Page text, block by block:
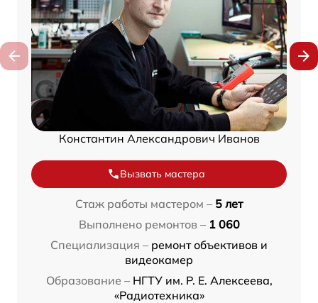
Константин Александрович Иванов
Вызвать мастера
Стаж работы мастером – 5 лет
Выполнено ремонтов – 1 060
Специализация – ремонт объективов и
видеокамер
Образование – НГТУ им. Р. Е. Алексеева,
«Радиотехника»